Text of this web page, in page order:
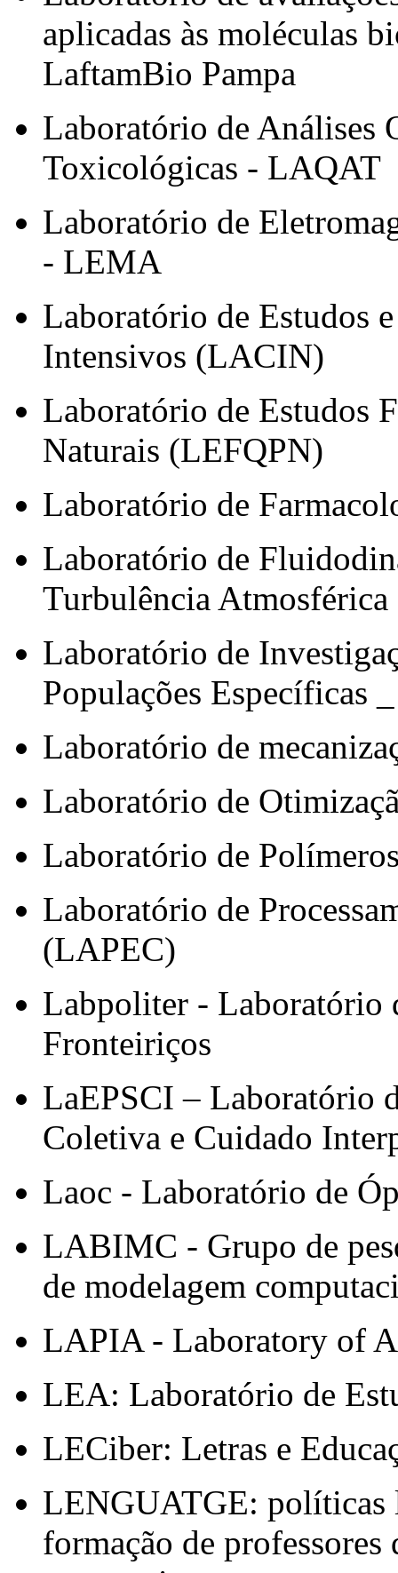
aplicadas às moléculas
LaftamBio Pampa
Laboratório de Análises
Toxicológicas - LAQAT
Laboratório de
- LEMA
Laboratório de Estudos
Intensivos (LACIN)
Laboratório de Estudos
Naturais (LEFQPN)
Laboratório de
Laboratório de
Turbulência
Laboratório de
Populações Específicas
Laboratório de
Laboratório de
Laboratório de
Laboratório de
(LAPEC)
Labpoliter - Laboratório
Fronteiriços
LaEPSCI – Laboratório
Coletiva e Cuidado
Laoc - Laboratório de
LABIMC - Grupo de
de modelagem
LAPIA - Laboratory of
LEA: Laboratório de
LECiber: Letras e
LENGUATGE: políticas
formação de